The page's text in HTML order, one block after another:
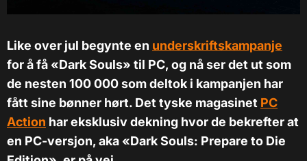
Like over jul begynte en underskriftskampanje
for å få «Dark Souls» til PC, og nå ser det ut som
de nesten 100 000 som deltok i kampanjen har
fått sine bønner hørt. Det tyske magasinet PC
Action har eksklusiv dekning hvor de bekrefter at
en PC-versjon, aka «Dark Souls: Prepare to Die